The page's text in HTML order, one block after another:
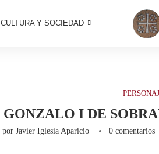
CULTURA Y SOCIEDAD
GONZALO I DE
por Javier Iglesia Aparicio 0 comentarios